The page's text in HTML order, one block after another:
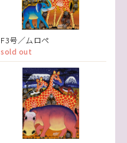
F3号／ムロペ
sold out